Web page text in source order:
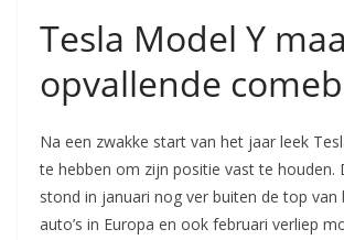
Tesla Model Y
opvallende
Na een zwakke start van het jaar leek
te hebben om zijn positie vast te houden.
stond in januari nog ver buiten de top van
auto’s in Europa en ook februari verliep